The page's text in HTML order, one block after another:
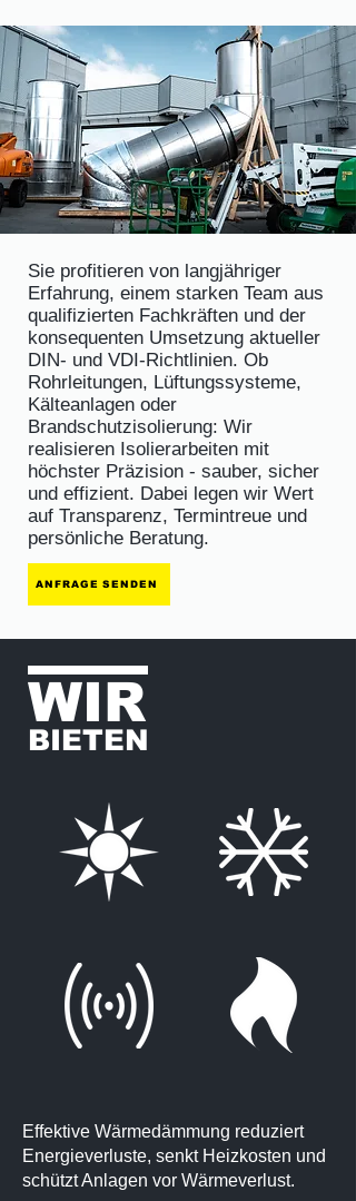
Sie profitieren von langjähriger
Erfahrung, einem starken Team aus
qualifizierten Fachkräften und der
konsequenten Umsetzung aktueller
DIN- und VDI-Richtlinien. Ob
Rohrleitungen, Lüftungssysteme,
Kälteanlagen oder
Brandschutzisolierung: Wir
realisieren Isolierarbeiten mit
höchster Präzision - sauber, sicher
und effizient. Dabei legen wir Wert
auf Transparenz, Termintreue und
persönliche Beratung.
ANFRAGE SENDEN
WIR
BIETEN
Effektive Wärmedämmung reduziert
Energieverluste, senkt Heizkosten und
schützt Anlagen vor Wärmeverlust.